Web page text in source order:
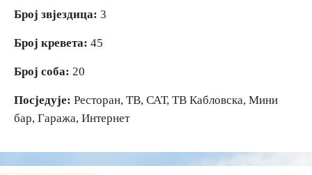
Културни туризам
Гастрономија
Лов и риболов
Број звјездица: 3
Број кревета: 45
Број соба: 20
Посједује: Ресторан, ТВ, САТ, ТВ Кабловска, Мини
бар, Гаража, Интернет
Културни туризам
Гастрономија
Лов и риболов